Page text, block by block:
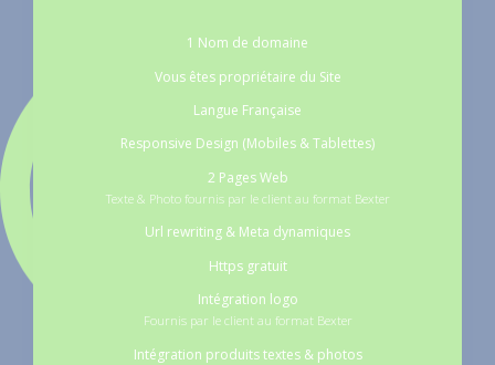
1 Nom de domaine
Vous êtes propriétaire du Site
Langue Française
Responsive Design (Mobiles & Tablettes)
2 Pages Web
Texte & Photo fournis par le client au format Bexter
Url rewriting & Meta dynamiques
Https gratuit
Intégration logo
Fournis par le client au format Bexter
Intégration produits textes & photos